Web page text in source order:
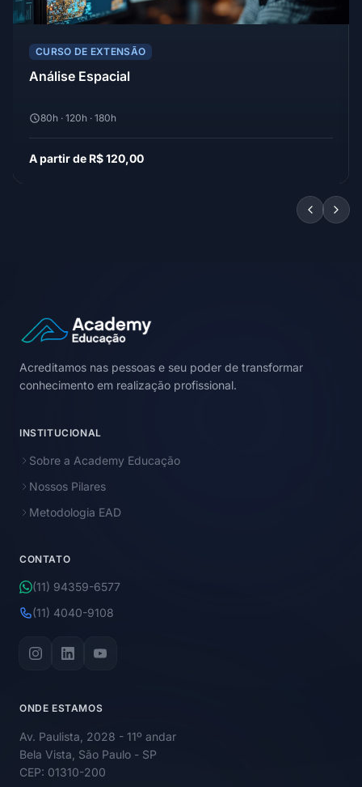
CURSO DE EXTENSÃO
Análise Espacial
80h · 120h · 180h
A partir de R$ 120,00
Acreditamos nas pessoas e seu poder de transformar
conhecimento em realização profissional.
INSTITUCIONAL
Sobre a Academy Educação
Nossos Pilares
Metodologia EAD
CONTATO
(11) 94359-6577
(11) 4040-9108
ONDE ESTAMOS
Av. Paulista, 2028 - 11º andar
Bela Vista, São Paulo - SP
CEP: 01310-200